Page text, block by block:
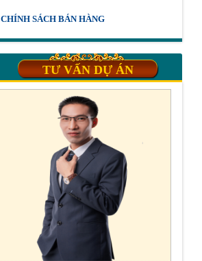
CHÍNH SÁCH BÁN HÀNG
TƯ VẤN DỰ ÁN